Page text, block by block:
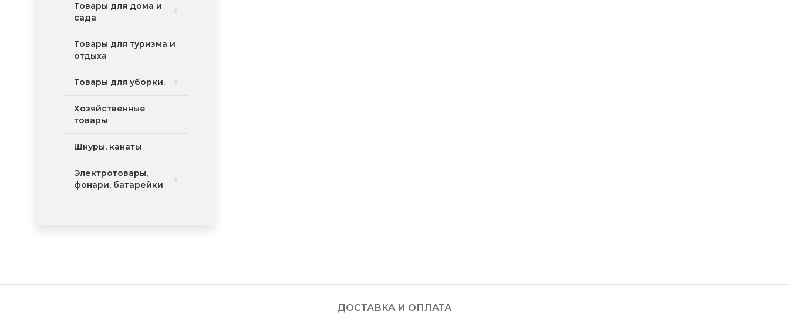
Товары для дома и
сада
Товары для туризма и
отдыха
Товары для уборки.
Хозяйственные
товары
Шнуры, канаты
Электротовары,
фонари, батарейки
ДОСТАВКА И ОПЛАТА